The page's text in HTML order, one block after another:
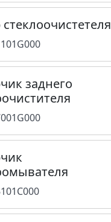
заднего